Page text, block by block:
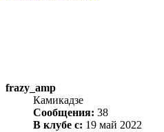
frazy_amp
Камикадзе
Сообщения: 38
В клубе с: 19 май 2022